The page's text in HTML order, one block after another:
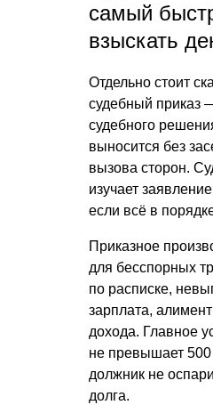
самый
взыскать
Отдельно стоит
судебный приказ
судебного
выносится без
вызова сторон.
изучает
если всё в
Приказное
для бесспорных
по расписке,
зарплата,
дохода. Главное
не превышает 500
должник не
долга.